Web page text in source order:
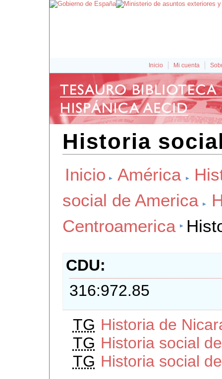
Inicio Mi cuenta
Historia
Inicio América
social de America
Centroamerica
CDU
316:972.85
TG Historia de
TG Historia social
TG Historia social